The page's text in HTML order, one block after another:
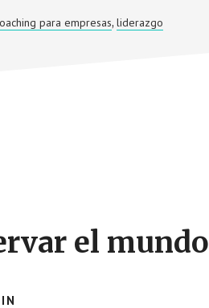
para empresas, liderazgo
el mundo